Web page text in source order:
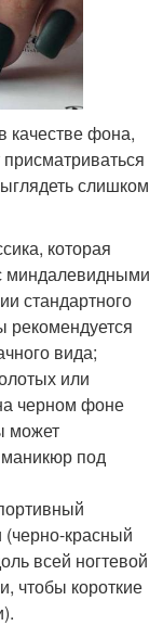
качестве фона,
слишком
которая
миндалевидными
стандартного
рекомендуется
вида;
или
черном фоне
может
под
красный
всей ногтевой
чтобы короткие